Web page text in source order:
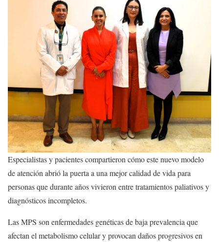
Especialistas y pacientes compartieron cómo este nuevo modelo
de atención abrió la puerta a una mejor calidad de vida para
personas que durante años vivieron entre tratamientos paliativos y
diagnósticos incompletos.
Las MPS son enfermedades genéticas de baja prevalencia que
afectan el metabolismo celular y provocan daños progresivos en